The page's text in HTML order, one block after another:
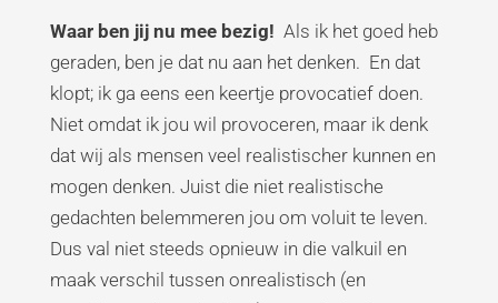
Waar ben jij nu mee bezig! Als ik het goed heb
geraden, ben je dat nu aan het denken. En dat
klopt; ik ga eens een keertje provocatief doen.
Niet omdat ik jou wil provoceren, maar ik denk
dat wij als mensen veel realistischer kunnen en
mogen denken. Juist die niet realistische
gedachten belemmeren jou om voluit te leven.
Dus val niet steeds opnieuw in die valkuil en
maak verschil tussen onrealistisch (en